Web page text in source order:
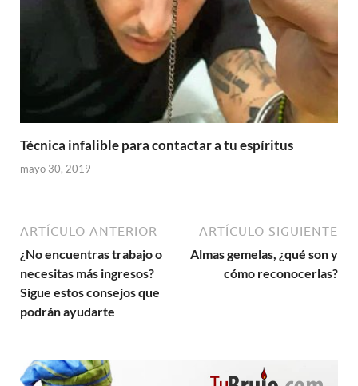
Técnica infalible para contactar a tu espíritus
mayo 30, 2019
ARTÍCULO ANTERIOR
¿No encuentras trabajo o
necesitas más ingresos?
Sigue estos consejos que
podrán ayudarte
ARTÍCULO SIGUIENTE
Almas gemelas, ¿qué son y
cómo reconocerlas?